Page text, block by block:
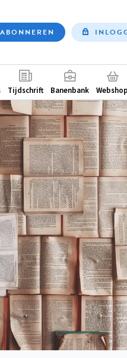
ABONNEREN
Tijdschrift Banenbank Webshop